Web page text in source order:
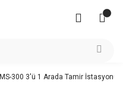
MS-300 3'ü 1 Arada Tamir İstasyonu